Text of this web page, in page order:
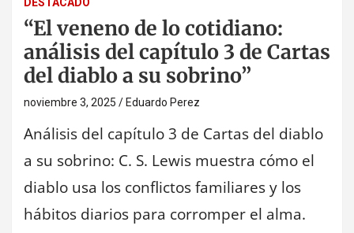
“El veneno de lo cotidiano:
análisis del capítulo 3 de Cartas
del diablo a su sobrino”
noviembre 3, 2025 Eduardo Perez
Análisis del capítulo 3 de Cartas del diablo
a su sobrino: C. S. Lewis muestra cómo el
diablo usa los conflictos familiares y los
hábitos diarios para corromper el alma.